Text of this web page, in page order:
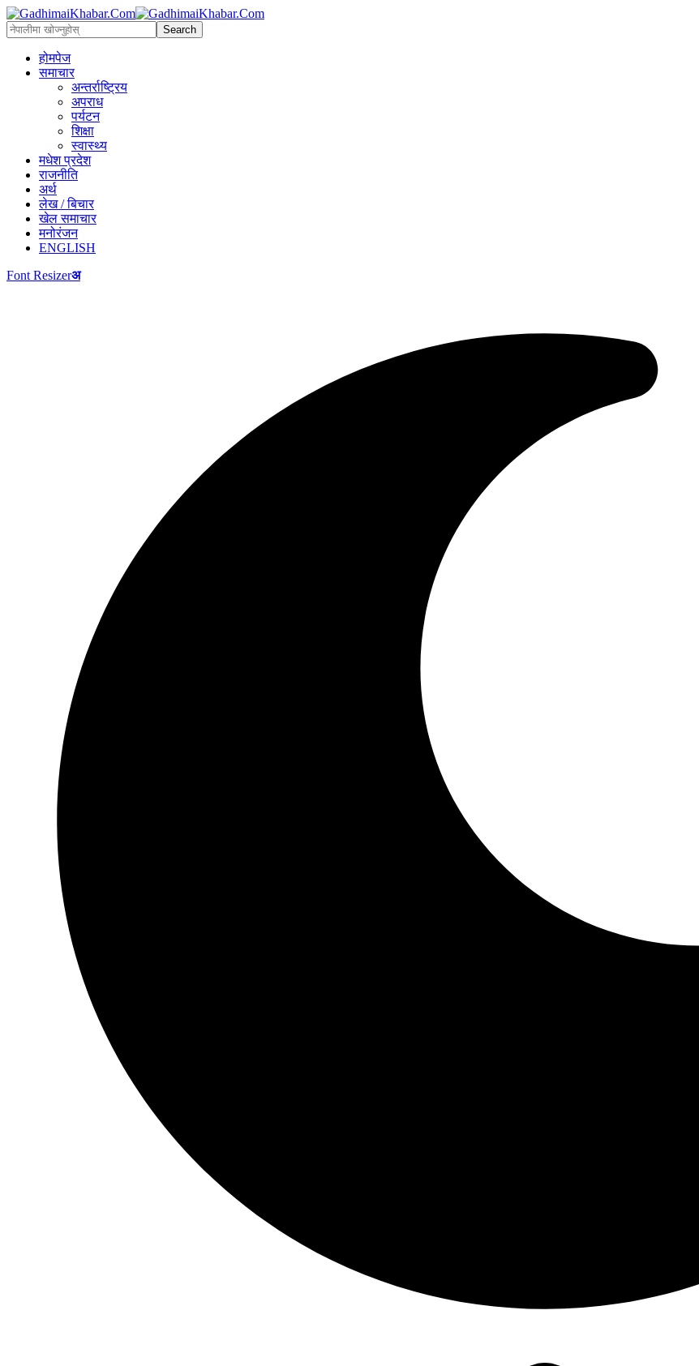
होमपेज
समाचार
अन्तर्राष्ट्रिय
अपराध
पर्यटन
शिक्षा
स्वास्थ्य
मधेश प्रदेश
राजनीति
अर्थ
लेख / बिचार
खेल समाचार
मनोरंजन
ENGLISH
Font Resizerअ